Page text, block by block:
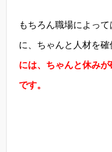
もちろん職場によっ
に、ちゃんと人材を確
には、ちゃんと休み
です。